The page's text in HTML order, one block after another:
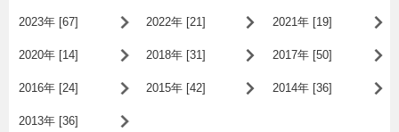
2023年 [67] 2022年 [21] 2021年 [19]
2020年 [14] 2018年 [31] 2017年 [50]
2016年 [24] 2015年 [42] 2014年 [36]
2013年 [36]